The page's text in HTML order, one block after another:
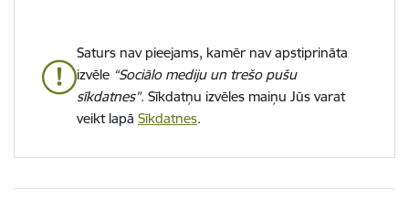
Saturs nav pieejams, kamēr nav apstiprināta
izvēle “Sociālo mediju un trešo pušu
sīkdatnes”. Sīkdatņu izvēles maiņu Jūs varat
veikt lapā Sīkdatnes.